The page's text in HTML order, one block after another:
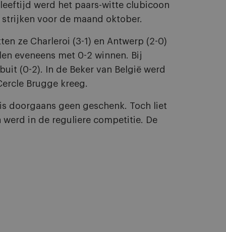
werd het paars-witte clubicoon
voor de maand oktober.
ze Charleroi (3-1) en Antwerp (2-0)
eveneens met 0-2 winnen. Bij
(0-2). In de Beker van België werd
Brugge kreeg.
doorgaans geen geschenk. Toch liet
werd in de reguliere competitie. De